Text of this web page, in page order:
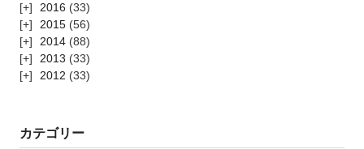
2016 (33)
2015 (56)
2014 (88)
2013 (33)
2012 (33)
カテゴリー